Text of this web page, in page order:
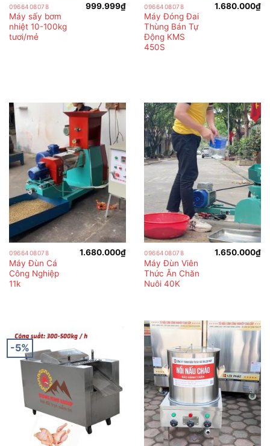
0966408078
Máy sấy bơm
nhiệt 10-100kg
tươi/mẻ
999.999₫ 0966408078
Máy Đóng Đai
Thùng Bán Tự
Động KMS
450S
1.680.000₫
0966408078
Máy Đùn Cá
Công Nghiệp
11k
1.680.000₫ 0966408078
Máy Đùn Viên
Thức Ăn Chăn
Nuôi 40K
1.650.000₫
-5%